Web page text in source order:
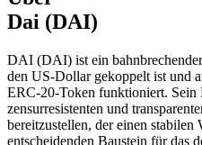
Dai (DAI)
DAI (DAI) ist ein
den US-Dollar gekoppelt ist und
ERC-20-Token funktioniert. Sein
zensurresistenten und
bereitzustellen, der einen stabilen
entscheidenden Baustein für das